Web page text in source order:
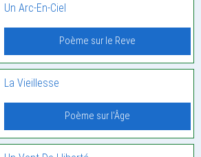
Un Arc-En-Ciel
Poème sur le Reve
La Vieillesse
Poème sur l'Âge